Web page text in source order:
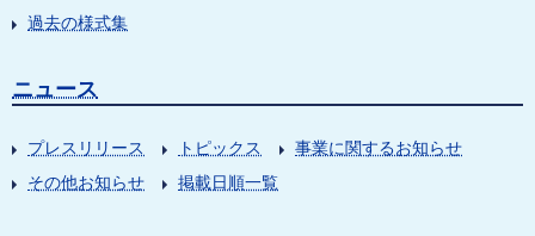
過去の様式集
ニュース
プレスリリース トピックス
事業に関するお知らせ
その他お知らせ
掲載日順一覧